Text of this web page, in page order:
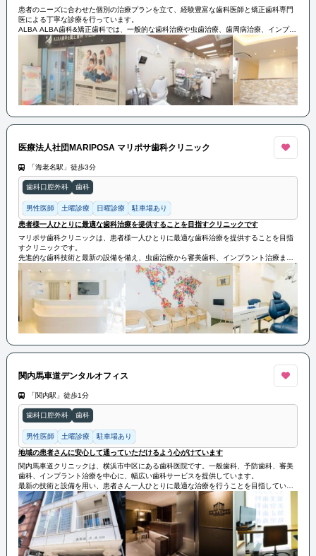
患者のニーズに合わせた個別の治療プランを立て、経験豊富な歯科医師と矯正歯科専門
医による丁寧な診療を行っています。
ALBA ALBA歯科&矯正歯科では、一般的な歯科治療や虫歯治療、歯周病治療、インプラ
ント治療などの幅広い治療を提供しています。
また、矯正歯科では、歯並びの矯正や顎の形態改善、咬合の修正などの治療を専門とし
ています。患者の歯の健康を守るために、予防歯科にも力を入れており、定期的な検診
やクリーニング、フッ素塗布などの予防処置も行っています。
ALBA ALBA歯科&矯正歯科は、信頼される歯科専門クリニックとして、患者の口腔健康
の維持と改善をサポートしています。
医療法人社団MARIPOSA マリポサ歯科クリニック
「海老名駅」徒歩3分
歯科口腔外科 歯科
男性医師 土曜診療 日曜診療 駐車場あり
患者様一人ひとりに最適な歯科治療を提供することを目指すクリニックです
マリポサ歯科クリニックは、患者様一人ひとりに最適な歯科治療を提供することを目指
すクリニックです。
先進的な歯科技術と最新の設備を備え、虫歯治療から審美歯科、インプラント治療まで
経験豊富な歯科医師が丁寧なカウンセリングを通じて患者のニーズを把握し、安心・安
全な治療を提供します。また、リラックスできる快適な診療環境を整え、子どもから大
人まで幅広い年齢層の患者様に対応しています。
関内馬車道デンタルオフィス
「関内駅」徒歩1分
歯科口腔外科 歯科
男性医師 土曜診療 駐車場あり
地域の患者さんに安心して通っていただけるよう心がけています
関内馬車道クリニックは、横浜市中区にある歯科医院です。一般歯科、予防歯科、審美
歯科、インプラント治療を中心に、幅広い歯科サービスを提供しています。
最新の技術と設備を用い、患者さん一人ひとりに最適な治療を行うことを目指していま
す。クリニックはリラックスできる環境を整えており、地域の患者さんに安心して通っ
ていただけるよう心がけています。